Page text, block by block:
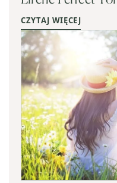
CZYTAJ WIĘCEJ